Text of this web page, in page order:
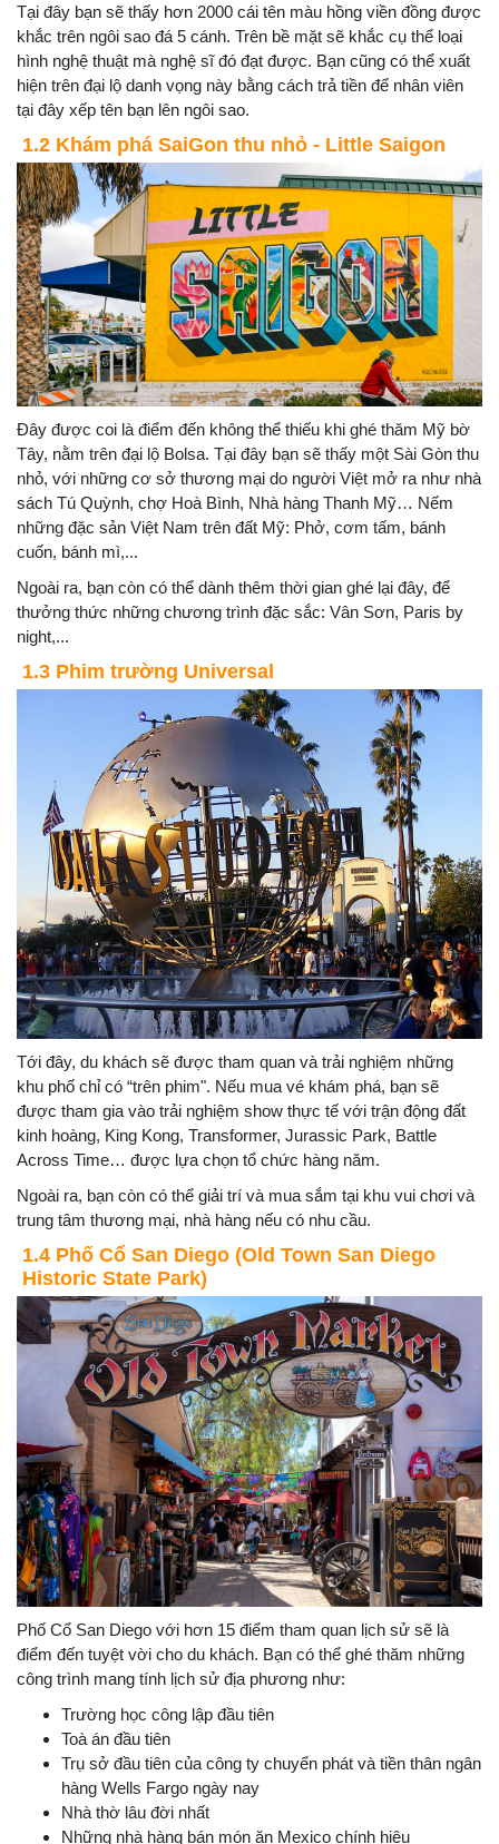
Tại đây bạn sẽ thấy hơn 2000 cái tên màu hồng viền đồng được
khắc trên ngôi sao đá 5 cánh. Trên bề mặt sẽ khắc cụ thể loại
hình nghệ thuật mà nghệ sĩ đó đạt được. Bạn cũng có thể xuất
hiện trên đại lộ danh vọng này bằng cách trả tiền để nhân viên
tại đây xếp tên bạn lên ngôi sao.
1.2 Khám phá SaiGon thu nhỏ - Little Saigon
Đây được coi là điểm đến không thể thiếu khi ghé thăm Mỹ bờ
Tây, nằm trên đại lộ Bolsa. Tại đây bạn sẽ thấy một Sài Gòn thu
nhỏ, với những cơ sở thương mại do người Việt mở ra như nhà
sách Tú Quỳnh, chợ Hoà Bình, Nhà hàng Thanh Mỹ… Nếm
những đặc sản Việt Nam trên đất Mỹ: Phở, cơm tấm, bánh
cuốn, bánh mì,...
Ngoài ra, bạn còn có thể dành thêm thời gian ghé lại đây, để
thưởng thức những chương trình đặc sắc: Vân Sơn, Paris by
night,...
1.3 Phim trường Universal
Tới đây, du khách sẽ được tham quan và trải nghiệm những
khu phố chỉ có “trên phim". Nếu mua vé khám phá, bạn sẽ
được tham gia vào trải nghiệm show thực tế với trận động đất
kinh hoàng, King Kong, Transformer, Jurassic Park, Battle
Across Time… được lựa chọn tổ chức hàng năm.
Ngoài ra, bạn còn có thể giải trí và mua sắm tại khu vui chơi và
trung tâm thương mại, nhà hàng nếu có nhu cầu.
1.4 Phố Cổ San Diego (Old Town San Diego
Historic State Park)
Phố Cổ San Diego với hơn 15 điểm tham quan lịch sử sẽ là
điểm đến tuyệt vời cho du khách. Bạn có thể ghé thăm những
công trình mang tính lịch sử địa phương như:
Trường học công lập đầu tiên
Toà án đầu tiên
Trụ sở đầu tiên của công ty chuyển phát và tiền thân ngân
hàng Wells Fargo ngày nay
Nhà thờ lâu đời nhất
Những nhà hàng bán món ăn Mexico chính hiệu